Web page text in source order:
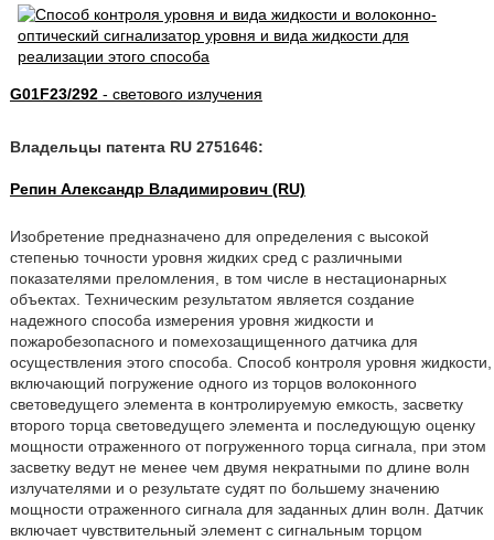
G01F23/292- светового излучения
Владельцы патента RU 2751646:
Репин Александр Владимирович (RU)
Изобретение предназначено для определения с высокой
степенью точности уровня жидких сред с различными
показателями преломления, в том числе в нестационарных
объектах. Техническим результатом является создание
надежного способа измерения уровня жидкости и
пожаробезопасного и помехозащищенного датчика для
осуществления этого способа. Способ контроля уровня жидкости,
включающий погружение одного из торцов волоконного
световедущего элемента в контролируемую емкость, засветку
второго торца световедущего элемента и последующую оценку
мощности отраженного от погруженного торца сигнала, при этом
засветку ведут не менее чем двумя некратными по длине волн
излучателями и о результате судят по большему значению
мощности отраженного сигнала для заданных длин волн. Датчик
включает чувствительный элемент с сигнальным торцом